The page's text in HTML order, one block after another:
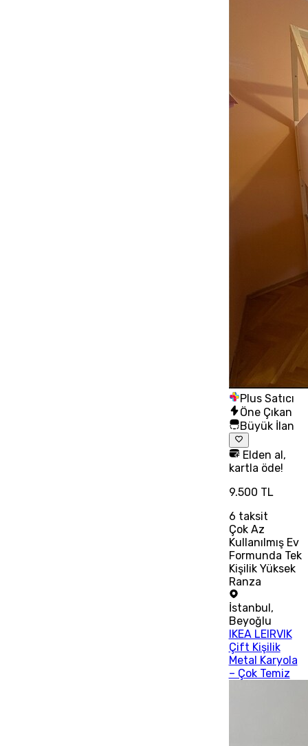
Plus Satıcı
Öne Çıkan
Büyük İlan
Elden al,
kartla öde!
9.500 TL
6 taksit
Çok Az
Kullanılmış Ev
Formunda Tek
Kişilik Yüksek
Ranza
İstanbul ,
Beyoğlu
IKEA LEIRVIK
Çift Kişilik
Metal Karyola
– Çok Temiz